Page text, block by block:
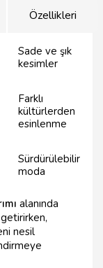
Özellikleri
Sade ve şık
kesimler
Farklı
kültürlerden
esinlenme
Sürdürülebilir
moda
alanında
nesil